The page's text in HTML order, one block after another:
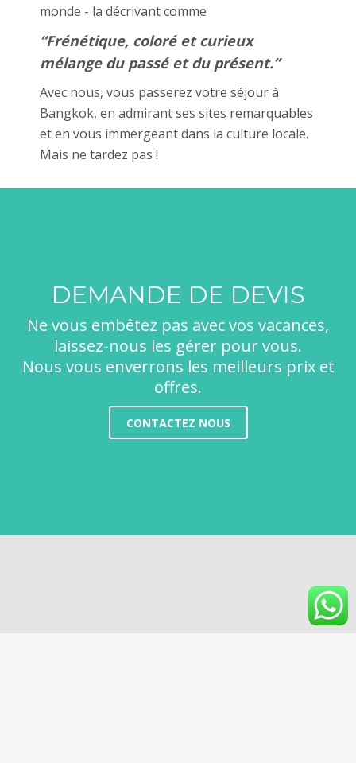
monde - la décrivant comme
“Frénétique, coloré et curieux
mélange du passé et du présent.”
Avec nous, vous passerez votre séjour à
Bangkok, en admirant ses sites remarquables
et en vous immergeant dans la culture locale.
Mais ne tardez pas !
DEMANDE DE DEVIS
Ne vous embêtez pas avec vos vacances,
laissez-nous les gérer pour vous.
Nous vous enverrons les meilleurs prix et
offres.
CONTACTEZ NOUS